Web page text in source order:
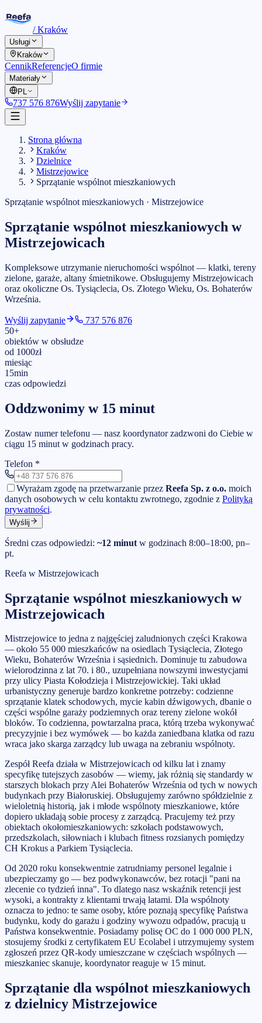
/Kraków
Usługi
Kraków
CennikReferencjeO firmie
Materiały
PL
737 576 876Wyślij zapytanie
Strona główna
Kraków
Dzielnice
Mistrzejowice
Sprzątanie wspólnot mieszkaniowych
Sprzątanie wspólnot mieszkaniowych · Mistrzejowice
Sprzątanie wspólnot mieszkaniowych w
Mistrzejowicach
Kompleksowe utrzymanie nieruchomości wspólnot — klatki, tereny
zielone, garaże, altany śmietnikowe. Obsługujemy Mistrzejowicach
oraz okoliczne Os. Tysiąclecia, Os. Złotego Wieku, Os. Bohaterów
Września.
Wyślij zapytanie
737 576 876
50+
obiektów w obsłudze
od 1000zł
miesiąc
15min
czas odpowiedzi
Oddzwonimy w 15 minut
Zostaw numer telefonu — nasz koordynator zadzwoni do Ciebie w
ciągu 15 minut w godzinach pracy.
Telefon *
Wyrażam zgodę na przetwarzanie przez Reefa Sp. z o.o. moich
danych osobowych w celu kontaktu zwrotnego, zgodnie z Polityką
prywatności.
Wyślij
Średni czas odpowiedzi: ~12 minut w godzinach 8:00–18:00, pn–
pt.
Reefa w Mistrzejowicach
Sprzątanie wspólnot mieszkaniowych w
Mistrzejowicach
Mistrzejowice to jedna z najgęściej zaludnionych części Krakowa
— około 55 000 mieszkańców na osiedlach Tysiąclecia, Złotego
Wieku, Bohaterów Września i sąsiednich. Dominuje tu zabudowa
wielorodzinna z lat 70. i 80., uzupełniana nowszymi inwestycjami
przy ulicy Piasta Kołodzieja i Mistrzejowickiej. Taki układ
urbanistyczny generuje bardzo konkretne potrzeby: codzienne
sprzątanie klatek schodowych, mycie kabin dźwigowych, dbanie o
części wspólne garaży podziemnych oraz tereny zielone wokół
bloków. To codzienna, powtarzalna praca, którą trzeba wykonywać
precyzyjnie i bez wymówek — bo każda zaniedbana klatka od razu
wraca jako skarga zarządcy lub uwaga na zebraniu wspólnoty.
Zespół Reefa działa w Mistrzejowicach od kilku lat i znamy
specyfikę tutejszych zasobów — wiemy, jak różnią się standardy w
starszych blokach przy Alei Bohaterów Września od tych w nowych
budynkach przy Białoruskiej. Obsługujemy zarówno spółdzielnie z
wieloletnią historią, jak i młode wspólnoty mieszkaniowe, które
dopiero układają sobie procesy z zarządcą. Pracujemy też przy
obiektach okołomieszkaniowych: szkołach podstawowych,
przedszkolach, siłowniach i klubach fitness rozsianych pomiędzy
CH Krokus a Parkiem Tysiąclecia.
Od 2020 roku konsekwentnie zatrudniamy personel legalnie i
ubezpieczamy go — bez podwykonawców, bez rotacji "pani na
zlecenie co tydzień inna". To dlatego nasz wskaźnik retencji jest
wysoki, a kontrakty z klientami trwają latami. Dla wspólnoty
oznacza to jedno: te same osoby, które poznają specyfikę Państwa
budynku, kody do garażu i godziny wywozu odpadów, pracują u
Państwa konsekwentnie. Posiadamy polisę OC do 1 000 000 PLN,
stosujemy środki z certyfikatem EU Ecolabel i utrzymujemy system
zgłoszeń przez QR-kody umieszczane w częściach wspólnych —
mieszkaniec skanuje, koordynator reaguje w 15 minut.
Sprzątanie dla wspólnot mieszkaniowych
z dzielnicy Mistrzejowice